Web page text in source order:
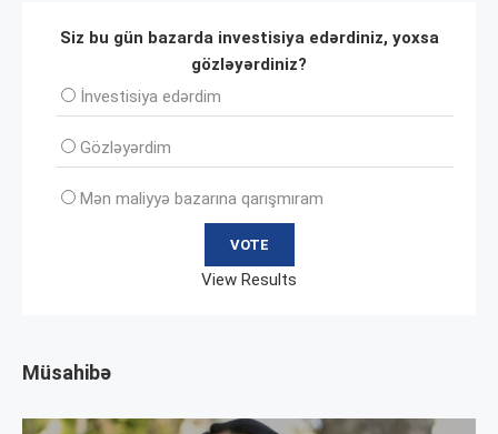
Siz bu gün bazarda investisiya edərdiniz, yoxsa
gözləyərdiniz?
İnvеstisiya edərdim
Gözləyərdim
Mən maliyyə bazarına qarışmıram
View Results
Müsahibə